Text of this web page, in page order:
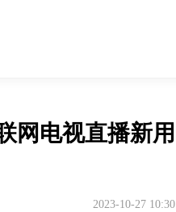
网电视直播新用
2023-10-27 10:30